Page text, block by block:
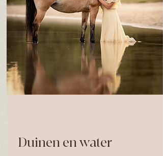
Duinen en water